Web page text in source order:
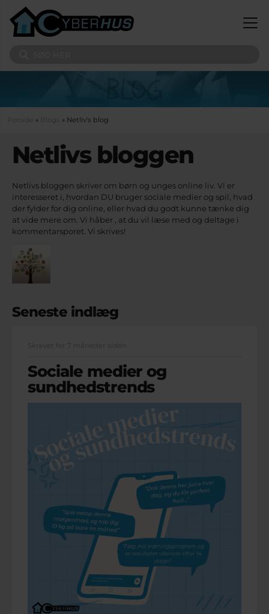
Du er her
» » Netliv's blog
Netlivs bloggen
Netlivs bloggen skriver om børn og unges online liv. Vi er
interesseret i, hvordan DU bruger sociale medier og spil, hvad
der fylder for dig online, eller hvad du godt kunne tænke dig
at vide mere om. Vi håber , at du vil læse med og deltage i
kommentarsporet. Vi skrives!
Seneste indlæg
Skrevet for 7 måneder siden
Sociale medier og
sundhedstrends